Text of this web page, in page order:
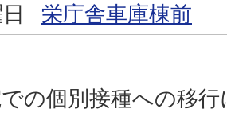
栄庁舎車庫棟前
での個別接種への移